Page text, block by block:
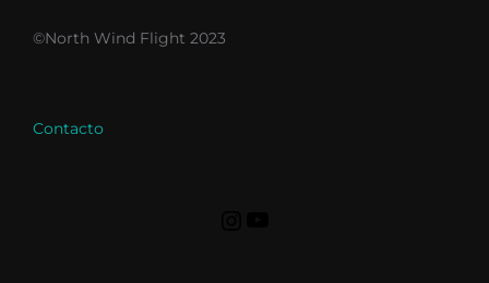
©North Wind Flight 2023
Contacto